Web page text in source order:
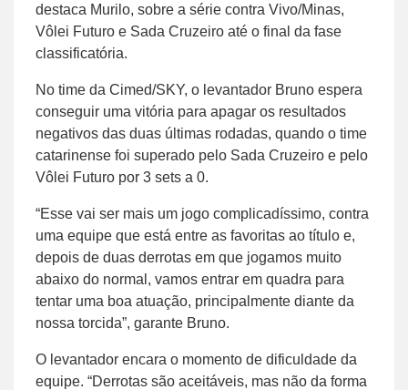
destaca Murilo, sobre a série contra Vivo/Minas,
Vôlei Futuro e Sada Cruzeiro até o final da fase
classificatória.
No time da Cimed/SKY, o levantador Bruno espera
conseguir uma vitória para apagar os resultados
negativos das duas últimas rodadas, quando o time
catarinense foi superado pelo Sada Cruzeiro e pelo
Vôlei Futuro por 3 sets a 0.
“Esse vai ser mais um jogo complicadíssimo, contra
uma equipe que está entre as favoritas ao título e,
depois de duas derrotas em que jogamos muito
abaixo do normal, vamos entrar em quadra para
tentar uma boa atuação, principalmente diante da
nossa torcida”, garante Bruno.
O levantador encara o momento de dificuldade da
equipe. “Derrotas são aceitáveis, mas não da forma